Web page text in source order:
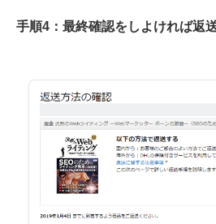
手順4：最終確認をしよければ返